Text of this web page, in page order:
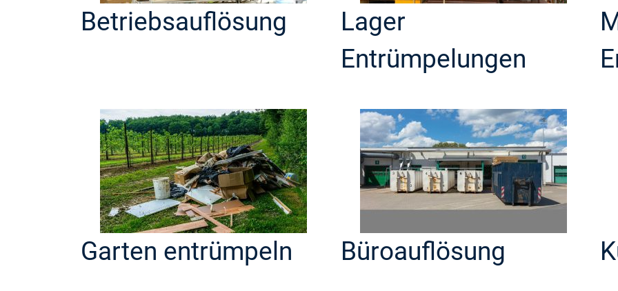
Betriebsauflösung
Lager
Entrümpelungen
Garten entrümpeln Büroauflösung